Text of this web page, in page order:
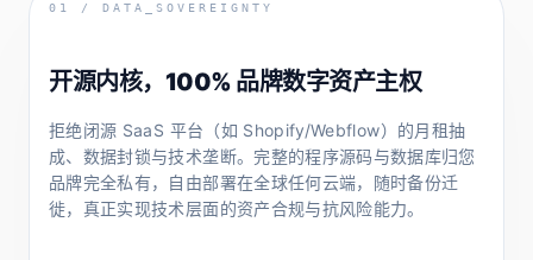
01 / DATA_SOVEREIGNTY
开源内核，100% 品牌数字资产主权
拒绝闭源 SaaS 平台（如 Shopify/Webflow）的月租抽
成、数据封锁与技术垄断。完整的程序源码与数据库归您
品牌完全私有，自由部署在全球任何云端，随时备份迁
徙，真正实现技术层面的资产合规与抗风险能力。